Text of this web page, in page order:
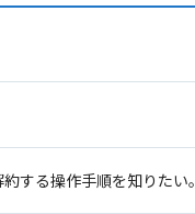
する操作手順を知りたい。